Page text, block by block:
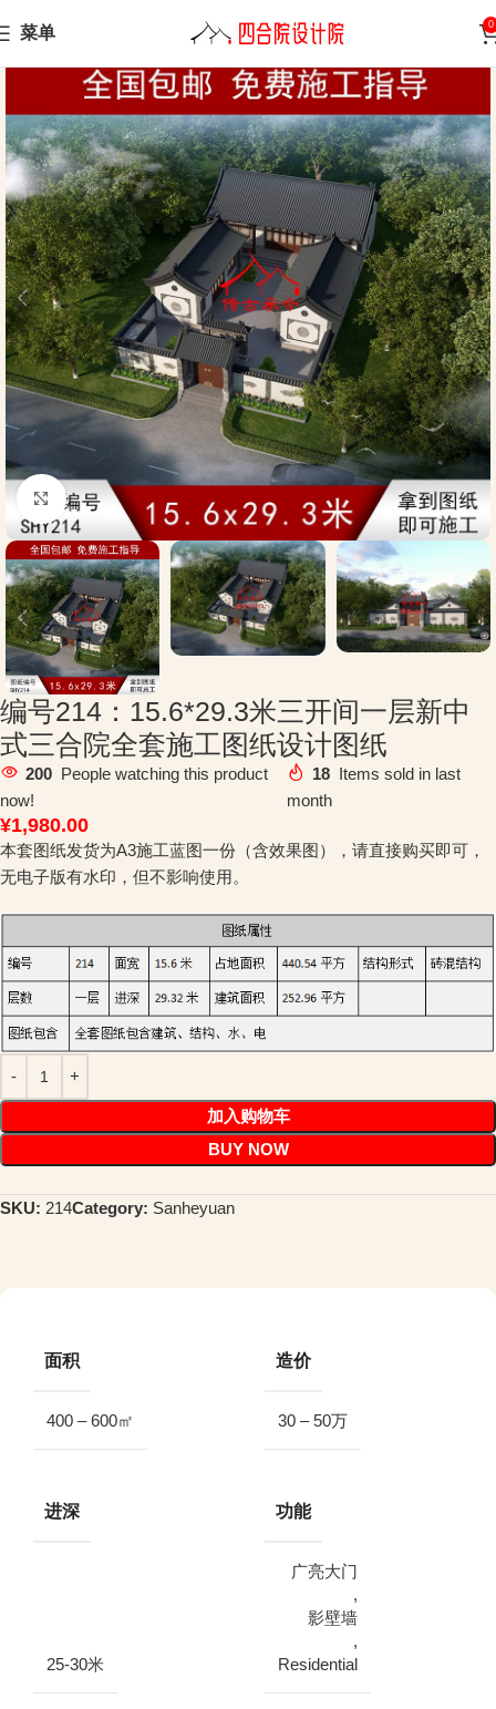
菜单 0
Home Sanheyuan
Click to enlarge
编号214：15.6*29.3米三开间一层新中
式三合院全套施工图纸设计图纸
200 People watching this product
now!
18 Items sold in last
month
¥1,980.00
本套图纸发货为A3施工蓝图一份（含效果图），请直接购买即可，
无电子版有水印，但不影响使用。
加入购物车
BUY NOW
SKU: 214Category: Sanheyuan
面积
400 – 600㎡
造价
30 – 50万
进深
25-30米
功能
广亮大门
,
影壁墙
,
Residential